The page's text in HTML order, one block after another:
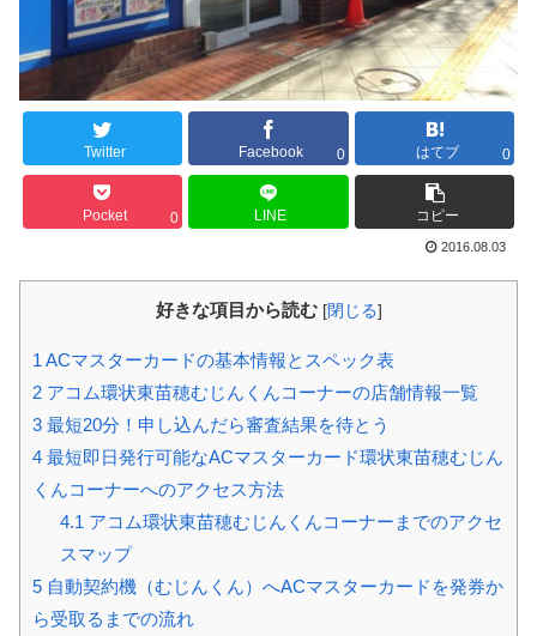
Twitter Facebook 0 はてブ 0
Pocket 0 LINE コピー
2016.08.03
好きな項目から読む [閉じる]
1 ACマスターカードの基本情報とスペック表
2 アコム環状東苗穂むじんくんコーナーの店舗情報一覧
3 最短20分！申し込んだら審査結果を待とう
4 最短即日発行可能なACマスターカード環状東苗穂むじん
くんコーナーへのアクセス方法
4.1 アコム環状東苗穂むじんくんコーナーまでのアクセ
スマップ
5 自動契約機（むじんくん）へACマスターカードを発券か
ら受取るまでの流れ